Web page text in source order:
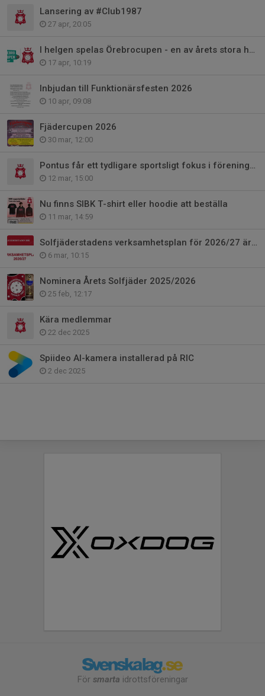
Lansering av #Club1987
27 apr, 20:05
I helgen spelas Örebrocupen - en av årets stora höjdpunkter!
17 apr, 10:19
Inbjudan till Funktionärsfesten 2026
10 apr, 09:08
Fjädercupen 2026
30 mar, 12:00
Pontus får ett tydligare sportsligt fokus i föreningen
12 mar, 15:00
Nu finns SIBK T-shirt eller hoodie att beställa
11 mar, 14:59
Solfjäderstadens verksamhetsplan för 2026/27 är klar
6 mar, 10:15
Nominera Årets Solfjäder 2025/2026
25 feb, 12:17
Kära medlemmar
22 dec 2025
Spiideo AI-kamera installerad på RIC
2 dec 2025
För smarta idrottsföreningar